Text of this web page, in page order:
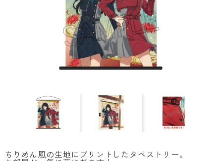
ちりめん風の生地にプリントしたタペストリー。